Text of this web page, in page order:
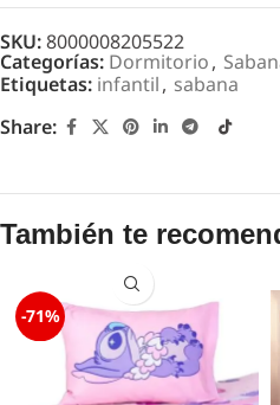
SKU:8000008205522
Categorías: Dormitorio,
Etiquetas: infantil, sabana
Share:
También te
-71%